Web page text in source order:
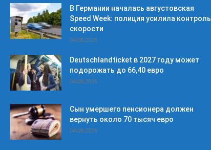
В Германии началась августовская
Speed Week: полиция усилила контроль
скорости
04.08.2026
Deutschlandticket в 2027 году может
подорожать до 66,40 евро
04.08.2026
Сын умершего пенсионера должен
вернуть около 70 тысяч евро
04.08.2026